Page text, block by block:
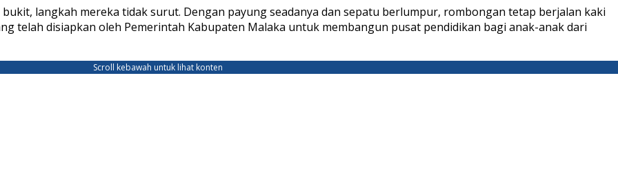
langkah mereka tidak surut. Dengan payung seadanya dan sepatu berlumpur, rombongan tetap berjalan kaki
telah disiapkan oleh Pemerintah Kabupaten Malaka untuk membangun pusat pendidikan bagi anak-anak dari
Scroll kebawah untuk lihat konten